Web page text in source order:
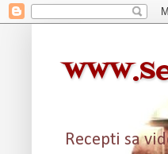
Recepti sa